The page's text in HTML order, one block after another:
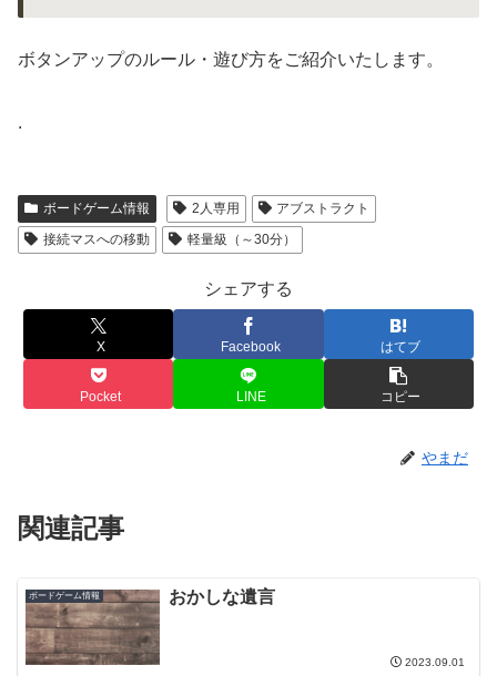
ボタンアップのルール・遊び方をご紹介いたします。
.
ボードゲーム情報 2人専用
アブストラクト
接続マスへの移動
軽量級（～30分）
シェアする
X Facebook はてブ
Pocket LINE コピー
やまだ
関連記事
ボードゲーム情報 おかしな遺言
2023.09.01